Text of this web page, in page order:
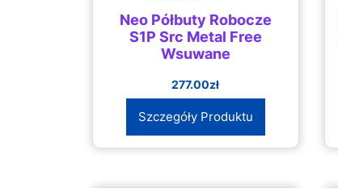
Neo Półbuty Robocze
S1P Src Metal Free
Wsuwane
277.00zł
Szczegóły Produktu